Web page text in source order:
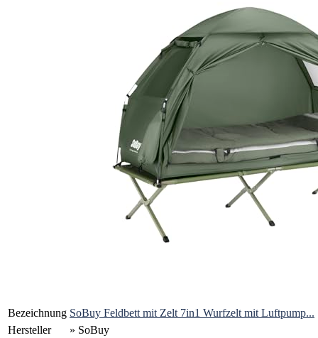
Bezeichnung SoBuy Feldbett mit Zelt 7in1 Wurfzelt mit Luftpump...
Hersteller
» SoBuy